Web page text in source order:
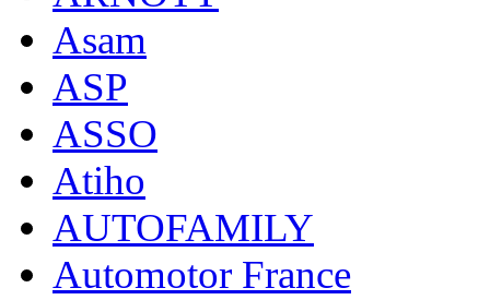
Asam
ASP
ASSO
Atiho
AUTOFAMILY
Automotor France